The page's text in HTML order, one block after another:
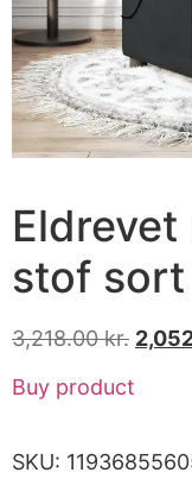
stof sort
3,218.00kr.
Buy product
SKU: